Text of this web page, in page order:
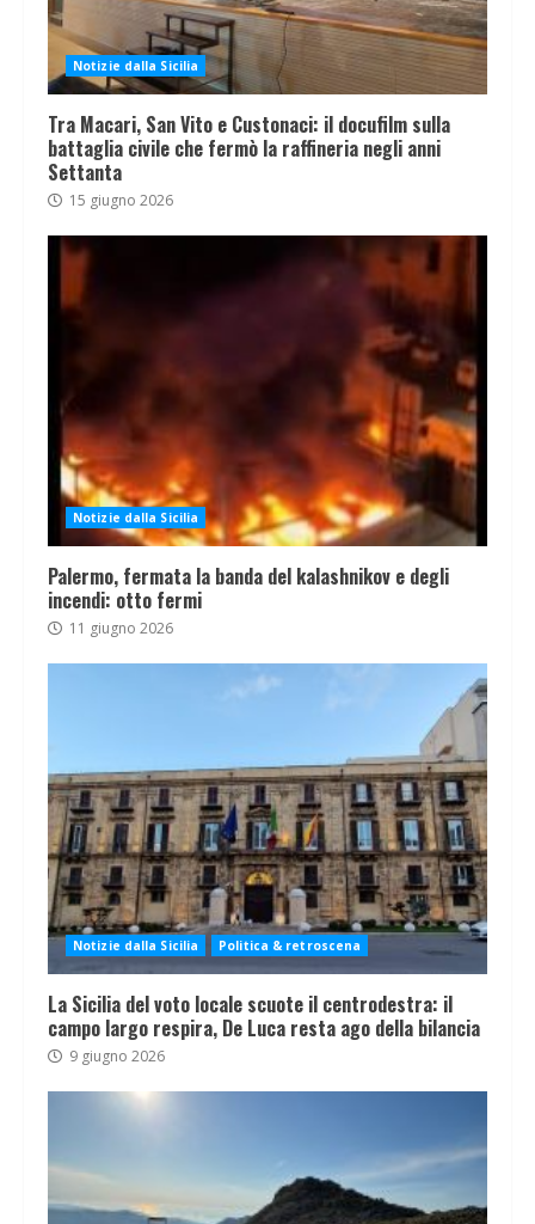
Notizie dalla Sicilia
Tra Macari, San Vito e Custonaci: il docufilm sulla
battaglia civile che fermò la raffineria negli anni
Settanta
15 giugno 2026
Notizie dalla Sicilia
Palermo, fermata la banda del kalashnikov e degli
incendi: otto fermi
11 giugno 2026
Notizie dalla Sicilia Politica & retroscena
La Sicilia del voto locale scuote il centrodestra: il
campo largo respira, De Luca resta ago della bilancia
9 giugno 2026